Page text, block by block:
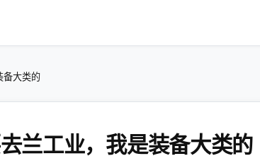
备大类的
兰工业，我是装备大类的